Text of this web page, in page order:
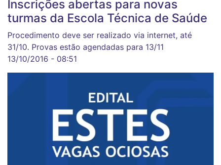
Inscrições abertas para novas
turmas da Escola Técnica de Saúde
Procedimento deve ser realizado via internet, até
31/10. Provas estão agendadas para 13/11
13/10/2016 - 08:51